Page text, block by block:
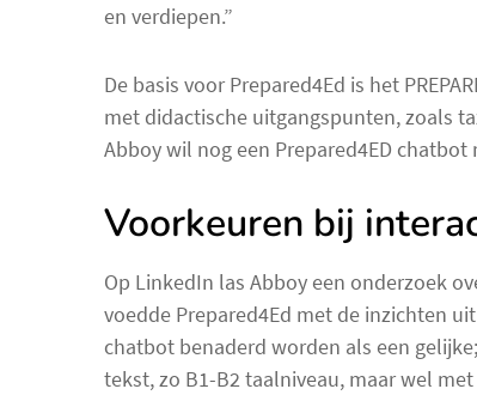
en verdiepen.”
De basis voor Prepared4Ed is het
met didactische uitgangspunten, zoals
Abboy wil nog een Prepared4ED
Voorkeuren bij
Op LinkedIn las Abboy een onderzoek
voedde Prepared4Ed met de inzichten
chatbot benaderd worden als een
tekst, zo B1-B2 taalniveau, maar wel